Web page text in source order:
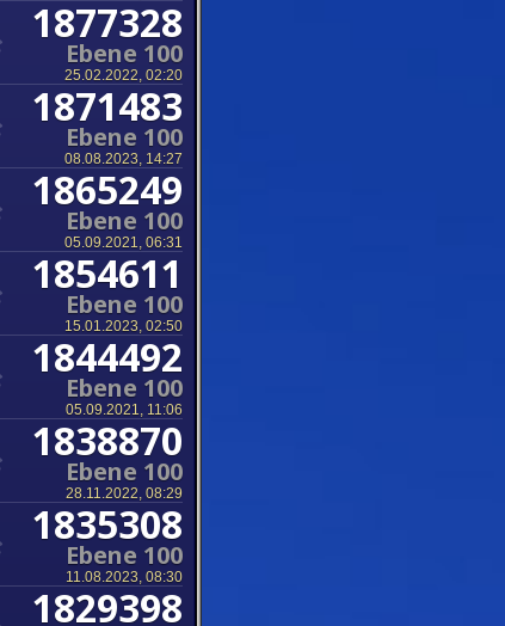
1877328
Ebene 100
25.02.2022, 02:20
1871483
Ebene 100
08.08.2023, 14:27
1865249
Ebene 100
05.09.2021, 06:31
1854611
Ebene 100
15.01.2023, 02:50
1844492
Ebene 100
05.09.2021, 11:06
1838870
Ebene 100
28.11.2022, 08:29
1835308
Ebene 100
11.08.2023, 08:30
1829398